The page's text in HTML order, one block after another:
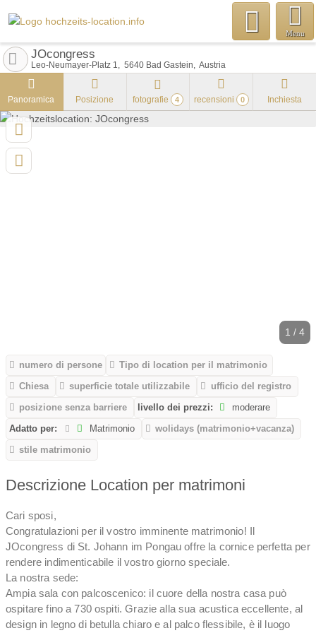
Menu
JOcongress
Leo-Neumayer-Platz 1 5640 Bad Gastein Austria
Panoramica Posizione fotografie 4 recensioni 0 Inchiesta
1 / 4
numero di persone
Tipo di location per il matrimonio
Chiesa
superficie totale utilizzabile
ufficio del registro
posizione senza barriere
livello dei prezzi:
moderare
Adatto per:
Matrimonio
wolidays (matrimonio+vacanza)
stile matrimonio
Descrizione Location per matrimoni
Cari sposi,
Congratulazioni per il vostro imminente matrimonio! Il
JOcongress di St. Johann im Pongau offre la cornice perfetta per
rendere indimenticabile il vostro giorno speciale.
La nostra sede:
Ampia sala con palcoscenico: il cuore della nostra casa può
ospitare fino a 730 ospiti. Grazie alla sua acustica eccellente, al
design in legno di betulla chiaro e al palco flessibile, è il luogo